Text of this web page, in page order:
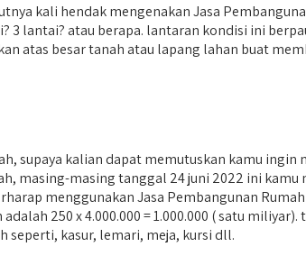
kali hendak mengenakan Jasa
lantai? atau berapa. lantaran kondisi ini
atas besar tanah atau lapang lahan buat
supaya kalian dapat memutuskan kamu ingin
masing tanggal 24 juni 2022 ini
menggunakan Jasa Pembangunan
250 x 4.000.000 = 1.000.000 ( satu
seperti, kasur, lemari, meja, kursi dll.